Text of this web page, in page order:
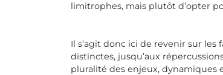
limitrophes, mais plutôt d’opter
Il s’agit donc ici de revenir sur
distinctes, jusqu’aux
pluralité des enjeux, dynamiques